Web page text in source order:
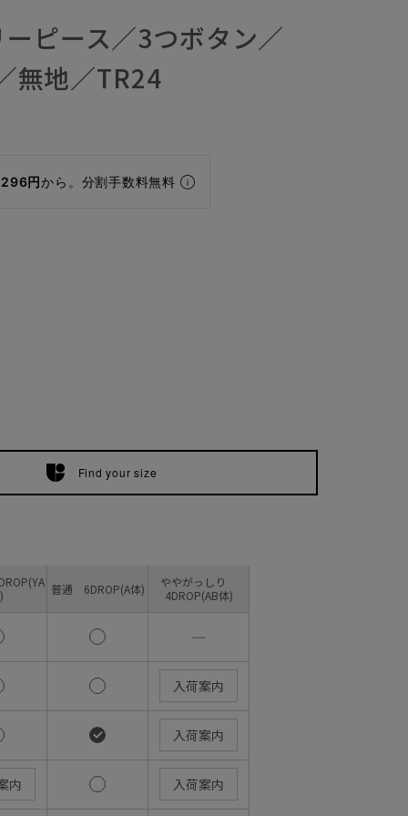
ピース／3つボタン／
無地／TR24
円から。分割手数料無料
Find your size
普通 6DROP(A体)
ややがっしり
4DROP(AB体)
―
入荷案内
入荷案内
内 入荷案内